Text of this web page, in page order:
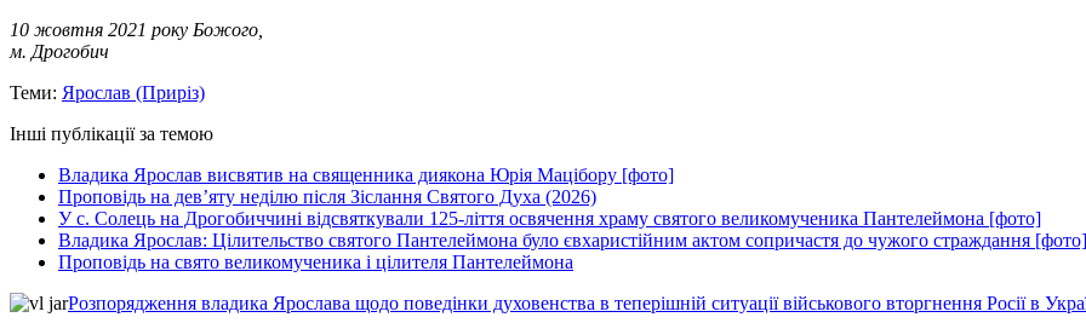
10 жовтня 2021 року Божого,
м. Дрогобич
Теми: Ярослав (Приріз)
Інші публікації за темою
Владика Ярослав висвятив на священника диякона Юрія Мацібору [фото]
Проповідь на дев’яту неділю після Зіслання Святого Духа (2026)
У с. Солець на Дрогобиччині відсвяткували 125-ліття освячення храму святого великомученика Пантелеймона [фото]
Владика Ярослав: Цілительство святого Пантелеймона було євхаристійним актом сопричастя до чужого страждання [фото]
Проповідь на свято великомученика і цілителя Пантелеймона
Розпорядження владика Ярослава щодо поведінки духовенства в теперішній ситуації військового вторгнення Росії в